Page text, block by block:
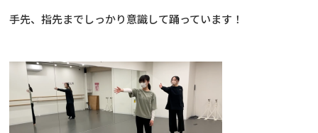
手先、指先までしっかり意識して踊っています！